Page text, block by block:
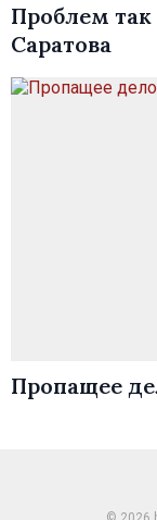
Проблем
Саратова
Пропащее